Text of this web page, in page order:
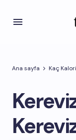
Ana sayfa Kaç Kalori